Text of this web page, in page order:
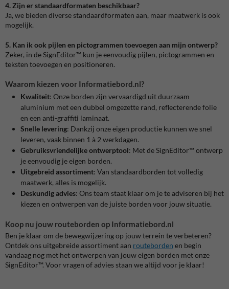
4. Zijn er standaardformaten beschikbaar?
Ja, we bieden diverse standaardformaten aan, maar maatwerk is ook
mogelijk.
5. Kan ik ook pijlen en pictogrammen toevoegen aan mijn ontwerp?
Zeker, in de SignEditor™ kun je eenvoudig pijlen, pictogrammen en
teksten toevoegen en positioneren.
Waarom kiezen voor Informatiebord.nl?
Kwaliteit: Onze borden zijn vervaardigd uit duurzaam
aluminium met een dubbel omgezette rand, reflecterende folie
en een anti-graffiti laminaat.
Snelle levering: Dankzij onze eigen productie kunnen we snel
leveren, vaak binnen 1 à 2 werkdagen.
Gebruiksvriendelijke ontwerptool: Met de SignEditor™ ontwerp
je eenvoudig je eigen borden.
Uitgebreid assortiment: Van standaardborden tot volledig
maatwerk, alles is mogelijk.
Deskundig advies: Ons team staat klaar om je te adviseren bij het
kiezen en ontwerpen van de juiste borden voor jouw situatie.
Koop nu jouw routeborden op Informatiebord.nl
Ben je klaar om de bewegwijzering op jouw terrein te verbeteren?
Ontdek ons uitgebreide assortiment aan routeborden en begin
vandaag nog met het ontwerpen van jouw eigen borden met onze
SignEditor™. Voor vragen of advies staan we altijd voor je klaar!